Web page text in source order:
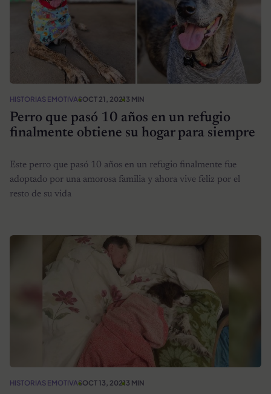
HISTORIAS EMOTIVASOCT 21, 20213 MIN
Perro que pasó 10 años en un refugio
finalmente obtiene su hogar para siempre
Este perro que pasó 10 años en un refugio finalmente fue
adoptado por una amorosa familia y ahora vive feliz por el
resto de su vida
HISTORIAS EMOTIVASOCT 13, 20213 MIN